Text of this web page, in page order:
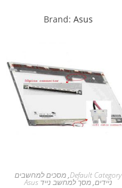
Brand: Asus
Default Category
,מסכים למחשבים
ניידים,מסך למחשב נייד Asus